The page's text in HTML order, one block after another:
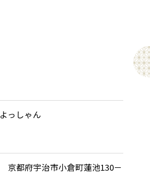
っしゃん
京都府宇治市小倉町蓮池130－